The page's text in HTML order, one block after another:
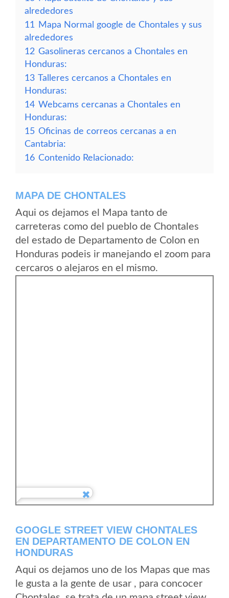
alrededores
11
Mapa Normal google de Chontales y sus
alrededores
12 Gasolineras cercanos a Chontales en
Honduras:
13 Talleres cercanos a Chontales en
Honduras:
14 Webcams cercanas a Chontales en
Honduras:
15 Oficinas de correos cercanas a en
Cantabria:
16 Contenido Relacionado:
MAPA DE CHONTALES
Aqui os dejamos el Mapa tanto de
carreteras como del pueblo de Chontales
del estado de Departamento de Colon en
Honduras podeis ir manejando el zoom para
cercaros o alejaros en el mismo.
GOOGLE STREET VIEW CHONTALES
EN DEPARTAMENTO DE COLON EN
HONDURAS
Aqui os dejamos uno de los Mapas que mas
le gusta a la gente de usar , para concocer